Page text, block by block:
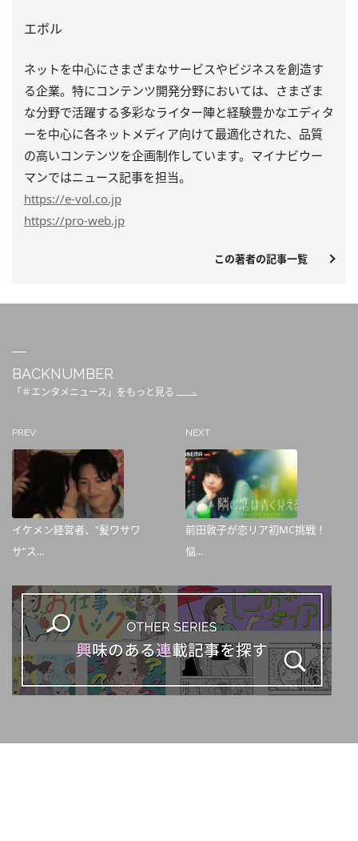
エボル
ネットを中心にさまざまなサービスやビジネスを創造す
る企業。特にコンテンツ開発分野においては、さまざま
な分野で活躍する多彩なライター陣と経験豊かなエディタ
ーを中心に各ネットメディア向けて最適化された、品質
の高いコンテンツを企画制作しています。マイナビウー
マンではニュース記事を担当。
https://e-vol.co.jp
https://pro-web.jp
この著者の記事一覧
BACKNUMBER
「＃エンタメニュース」をもっと見る
PREV
イケメン経営者、“髪ワサワ
サ”ス...
NEXT
前田敦子が恋リア初MC挑戦！
悩...